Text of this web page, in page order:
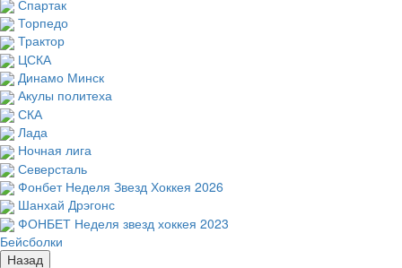
Спартак
Торпедо
Трактор
ЦСКА
Динамо Минск
Акулы политеха
СКА
Лада
Ночная лига
Северсталь
Фонбет Неделя Звезд Хоккея 2026
Шанхай Дрэгонс
ФОНБЕТ Неделя звезд хоккея 2023
Бейсболки
Назад